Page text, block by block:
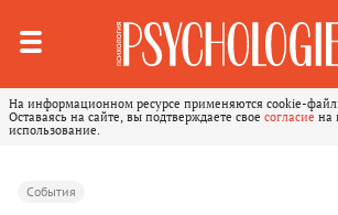
На информационном ресурсе применяются cookie-
Оставаясь на сайте, вы подтверждаете свое согласие на
использование.
События